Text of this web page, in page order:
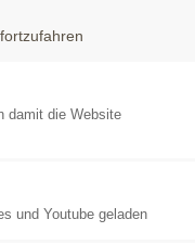
Nachhaltigkeit
Nachtcreme mit
damit die Website
und Youtube geladen